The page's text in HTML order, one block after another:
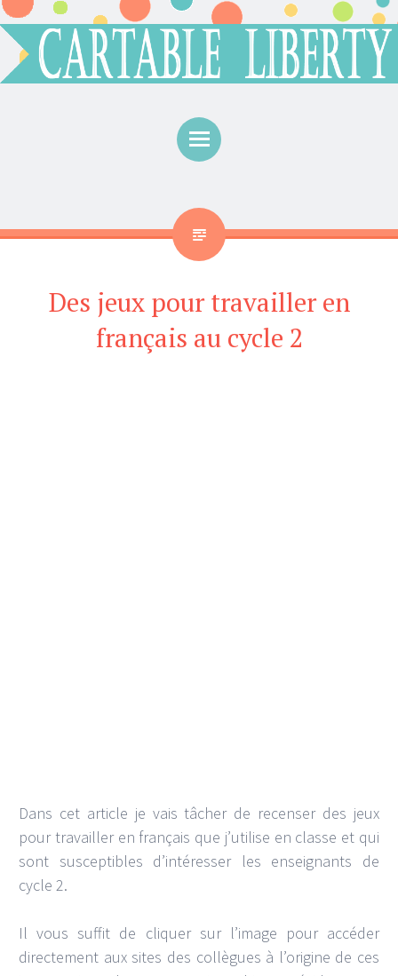
Des jeux pour travailler en
français au cycle 2
Dans cet article je vais tâcher de recenser des jeux
pour travailler en français que j’utilise en classe et qui
sont susceptibles d’intéresser les enseignants de
cycle 2.
Il vous suffit de cliquer sur l’image pour accéder
directement aux sites des collègues à l’origine de ces